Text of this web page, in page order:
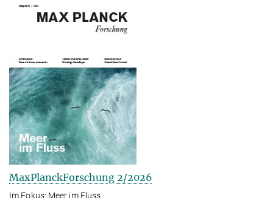
MaxPlanckForschung 2/2026
Im Fokus: Meer im Fluss